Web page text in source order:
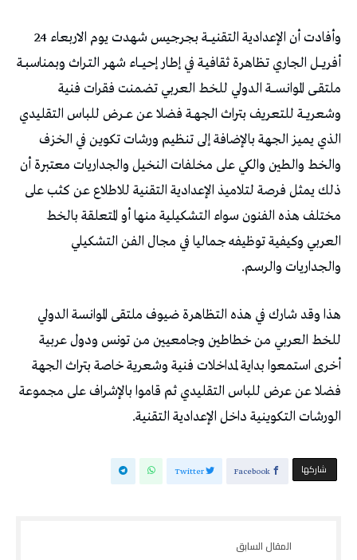
وأفادت أن الإعدادية التقنيــــة بجرجيس شهدت يوم الاربعاء 24
أفريــــل الجاري تظاهرة ثقافيـة في إطـار إحيــــاء شهر التـراث وبمناسبــة
ملتقــى الموانســــة الدولي للخط العربي تضمنت فقرات فنية
وشعريـــة للتعريف بتراث الجهــة فضلا عن عـــرض للباس التقليدي
الذي يميز الجهة بالإضافة إلى تنظيم ورشات تكوين في الخزف
والخط والطين والكي على مخلفات النخيل والجداريات معتبرة أن
ذلك يمثل فرصة لتلاميذ الإعدادية التقنية للاطلاع عن كثب على
مختلف هذه الفنون سواء التشكيلية منها أو المتعلقة بالخط
العربي وكيفية توظيفه جماليا في مجال الفن التشكيلي
والجداريات والرسم.
هذا وقد شارك في هذه التظاهرة ضيوف ملتقى الموانسة الدولي
للخط العربي من خطاطين وجامعيين من تونس ودول عربية
أخرى استمعوا بداية لمداخلات فنية وشعرية خاصة بتراث الجهة
فضلا عن عرض للباس التقليدي ثم قاموا بالإشراف على مجموعة
الورشات التكوينية داخل الإعدادية التقنية.
‫‫ شاركها‬ Facebook
Twitter